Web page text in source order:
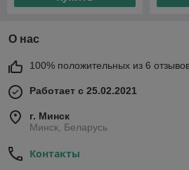
О нас
100% положительных из 6
Работает с 25.02.2021
г. Минск
Минск, Беларусь
Контакты